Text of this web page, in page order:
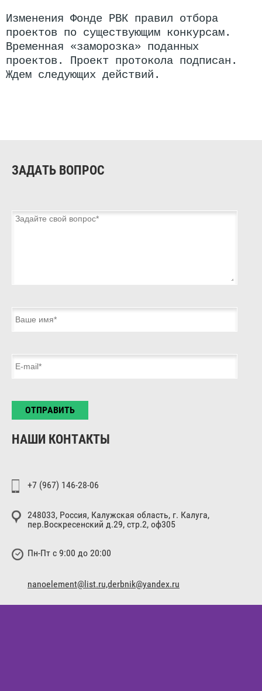
Изменения Фонде РВК правил отбора
проектов по существующим конкурсам.
Временная «заморозка» поданных
проектов. Проект протокола подписан.
Ждем следующих действий.
ЗАДАТЬ ВОПРОС
ОТПРАВИТЬ
НАШИ КОНТАКТЫ
+7 (967) 146-28-06
248033, Россия, Калужская область, г. Калуга,
пер.Воскресенский д.29, стр.2, оф305
Пн-Пт с 9:00 до 20:00
nanoelement@list.ru,derbnik@yandex.ru